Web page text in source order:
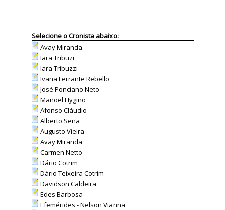
Selecione o Cronista abaixo:
Avay Miranda
Iara Tribuzi
Iara Tribuzzi
Ivana Ferrante Rebello
José Ponciano Neto
Manoel Hygino
Afonso Cláudio
Alberto Sena
Augusto Vieira
Avay Miranda
Carmen Netto
Dário Cotrim
Dário Teixeira Cotrim
Davidson Caldeira
Edes Barbosa
Efemérides - Nelson Vianna